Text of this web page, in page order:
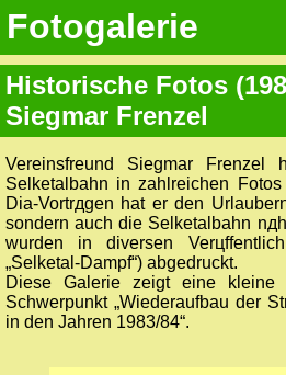
Fotogalerie
Historische Fotos
Siegmar Frenzel
Vereinsfreund Siegmar Frenzel
Selketalbahn in zahlreichen
Dia-Vortrдgen hat er den
sondern auch die Selketalbahn
wurden in diversen
„Selketal-Dampf“) abgedruckt.
Diese Galerie zeigt eine
Schwerpunkt „Wiederaufbau der
in den Jahren 1983/84“.